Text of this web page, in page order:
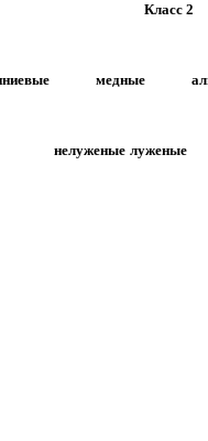
Класс 2
медные
нелуженые луженые